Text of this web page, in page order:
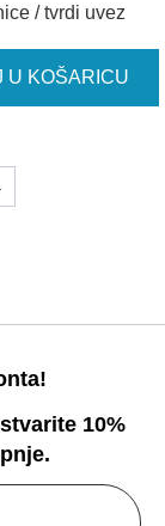
/ tvrdi uvez
U KOŠARICU
10%